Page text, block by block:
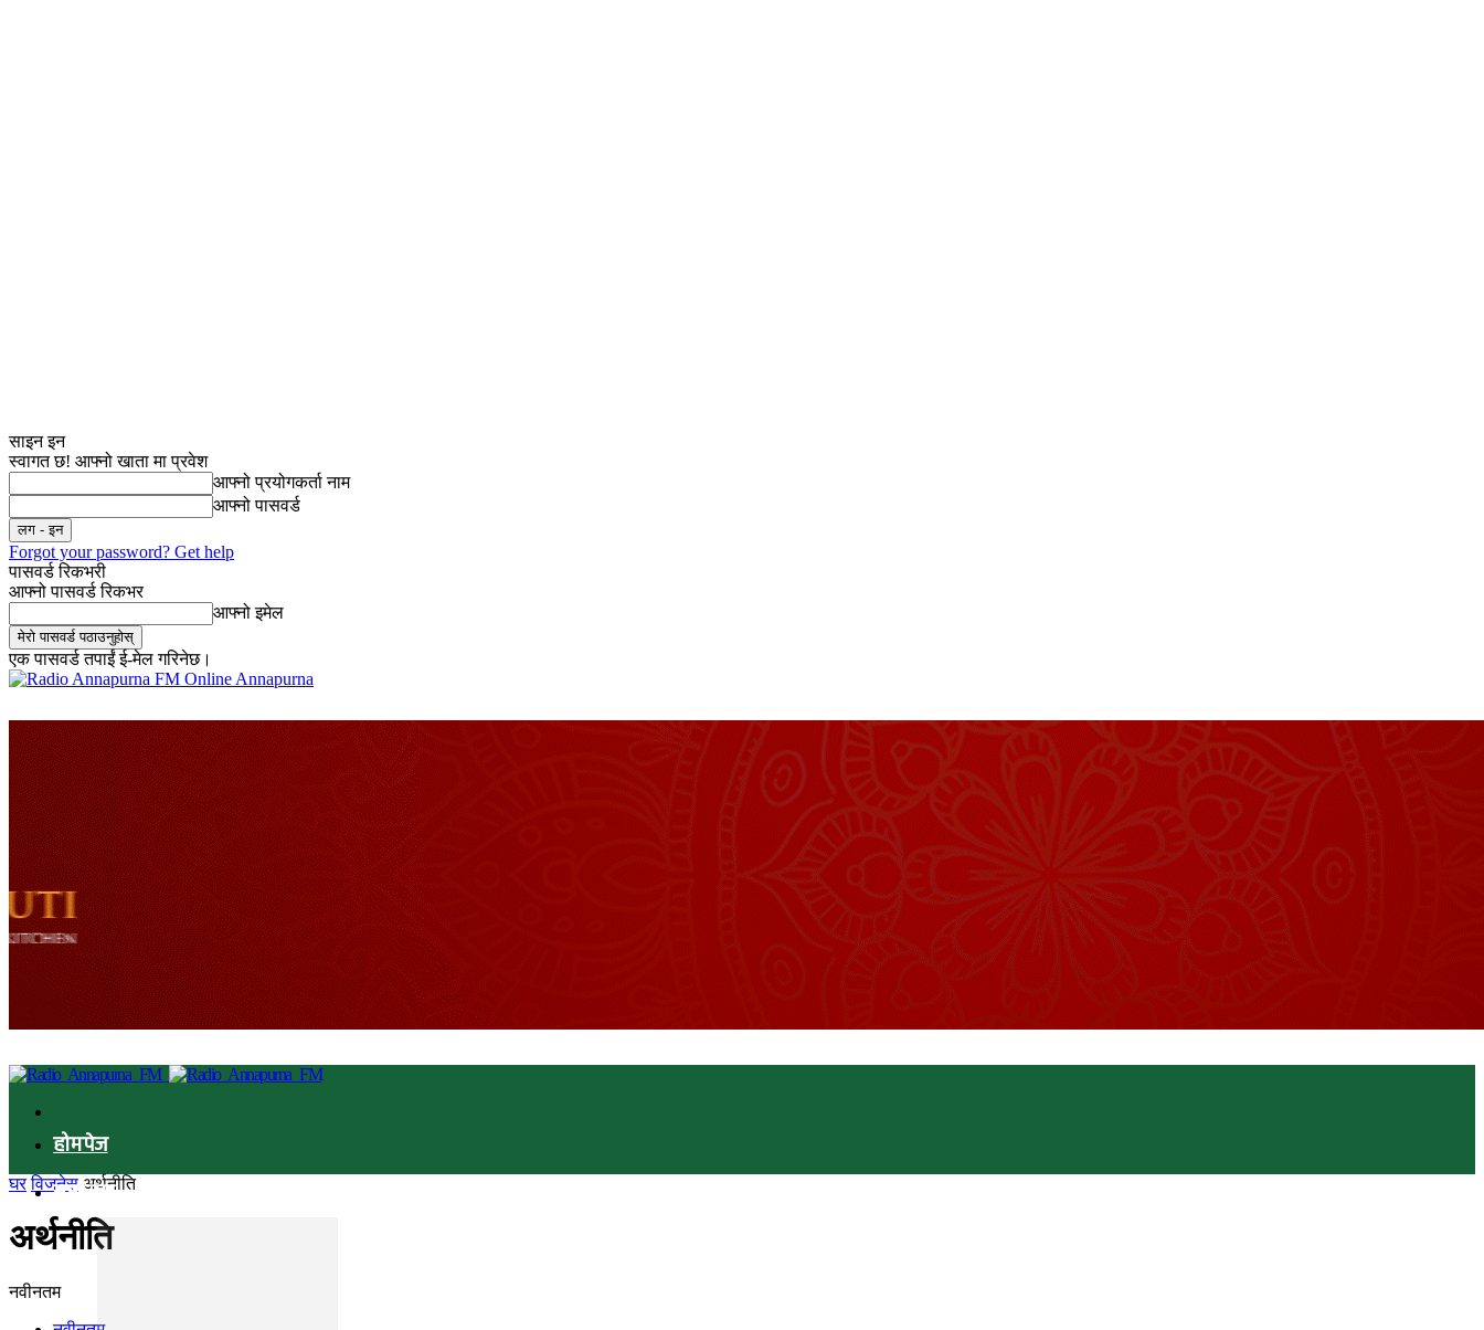
साइन इन
स्वागत छ! आफ्नो खाता मा प्रवेश
आफ्नो प्रयोगकर्ता नाम
आफ्नो पासवर्ड
Forgot your password? Get help
पासवर्ड रिकभरी
आफ्नो पासवर्ड रिकभर
आफ्नो इमेल
एक पासवर्ड तपाईं ई-मेल गरिनेछ।
Online Annapurna
होमपेज
समाचार
घर विजनेस अर्थनीति
अर्थनीति
नवीनतम